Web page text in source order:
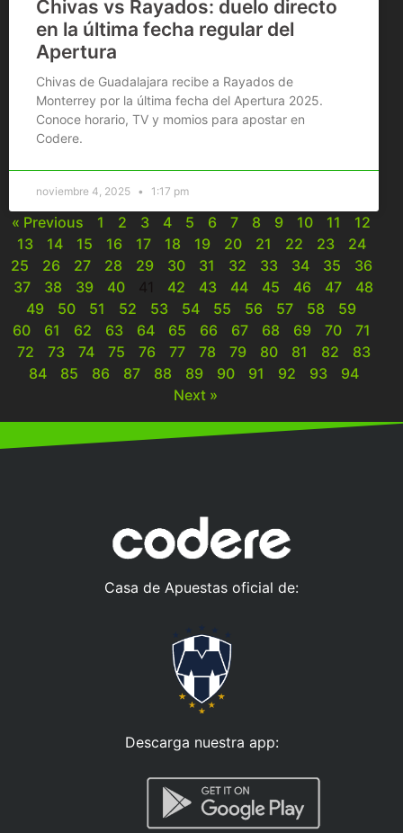
Chivas vs Rayados: duelo directo
en la última fecha regular del
Apertura
Chivas de Guadalajara recibe a Rayados de
Monterrey por la última fecha del Apertura 2025.
Conoce horario, TV y momios para apostar en
Codere.
noviembre 4, 2025 1:17 pm
« Previous 1 2 3 4 5 6 7 8 9 10 11
12
13
14 15 16 17 18 19 20 21 22 23
24
25
26 27 28 29 30 31 32 33 34 35
36
37
38 39 40 42 43 44 45 46 47
48
49
50 51 52 53 54 55 56 57 58
59
60
61 62 63 64 65 66 67 68 69 70
71
72
73 74 75 76 77 78 79 80 81 82
83
84
85 86 87 88 89 90 91 92 93
94
Next »
Casa de Apuestas oficial de:
Descarga nuestra app: